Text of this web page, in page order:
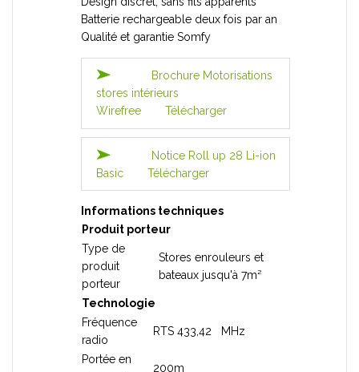
Batterie rechargeable deux fois par an
Qualité et garantie Somfy
Brochure Motorisations
stores intérieurs
Wirefree
Télécharger
Notice Roll up 28 Li-ion
Basic
Télécharger
Informations techniques
Produit porteur
Type de
produit
porteur
Stores enrouleurs et
bateaux jusqu'à 7m²
Technologie
Fréquence
radio
RTS 433,42 MHz
Portée en
200m